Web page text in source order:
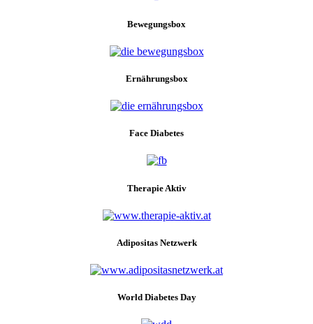
Bewegungsbox
Ernährungsbox
Face Diabetes
Therapie Aktiv
Adipositas Netzwerk
World Diabetes Day